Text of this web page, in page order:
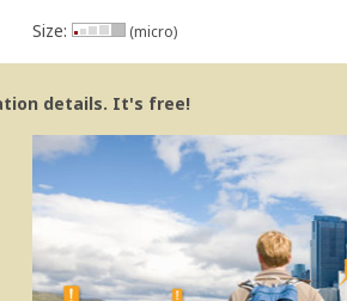
Size: (micro)
details. It's free!